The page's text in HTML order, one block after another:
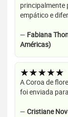
principalmente
empático e
— Fabiana
Américas)
★★★★★
A Coroa de
foi enviada
— Cristiane